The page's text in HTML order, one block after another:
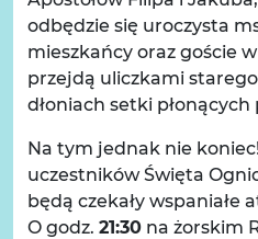
odbędzie się uroczysta
mieszkańcy oraz goście
przejdą uliczkami
dłoniach setki płonących
Na tym jednak nie
uczestników Święta
będą czekały wspaniałe
O godz. 21:30na żorskim